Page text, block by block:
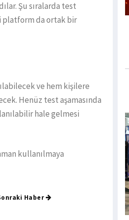
Şu sıralarda test
platform da ortak bir
ve hem kişilere
Henüz test aşamasında
hale gelmesi
kullanılmaya
Haber